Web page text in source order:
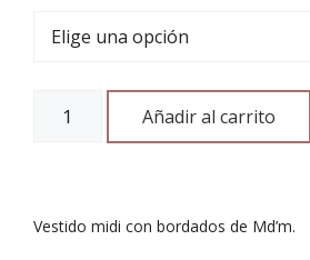
Añadir al carrito
Vestido midi con bordados de Md’m.